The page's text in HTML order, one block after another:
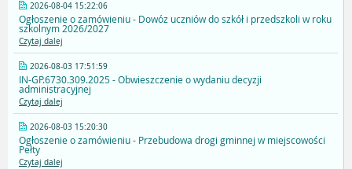
2026-08-04 15:22:06
Ogłoszenie o zamówieniu - Dowóz uczniów do szkół i przedszkoli w roku
szkolnym 2026/2027
Czytaj dalej
2026-08-03 17:51:59
IN-GP.6730.309.2025 - Obwieszczenie o wydaniu decyzji
administracyjnej
Czytaj dalej
2026-08-03 15:20:30
Ogłoszenie o zamówieniu - Przebudowa drogi gminnej w miejscowości
Pełty
Czytaj dalej